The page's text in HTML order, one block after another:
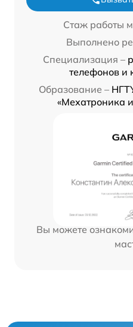
Стаж работы
Выполнено
Специализация –
телефонов и
Образование –
«Мехатроника
Вы можете